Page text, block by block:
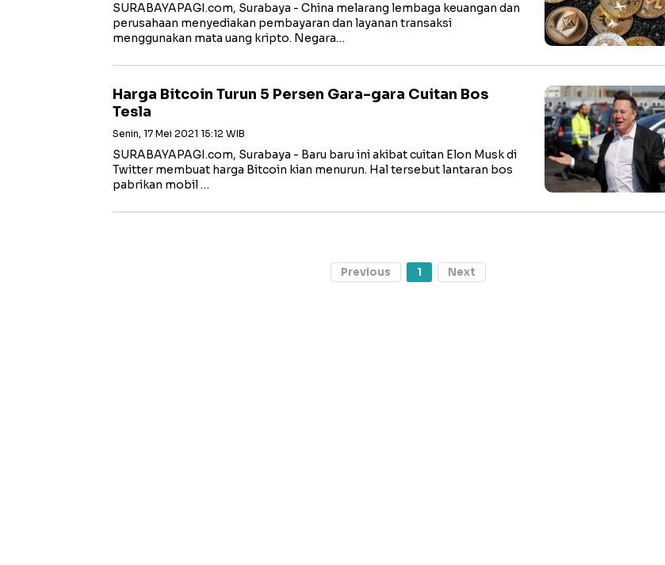
SURABAYAPAGI.com, Surabaya - China melarang lembaga keuangan dan
perusahaan menyediakan pembayaran dan layanan transaksi
menggunakan mata uang kripto. Negara…
Harga Bitcoin Turun 5 Persen Gara-gara Cuitan Bos
Tesla
Senin, 17 Mei 2021 15:12 WIB
SURABAYAPAGI.com, Surabaya - Baru baru ini akibat cuitan Elon Musk di
Twitter membuat harga Bitcoin kian menurun. Hal tersebut lantaran bos
pabrikan mobil …
Previous 1 Next